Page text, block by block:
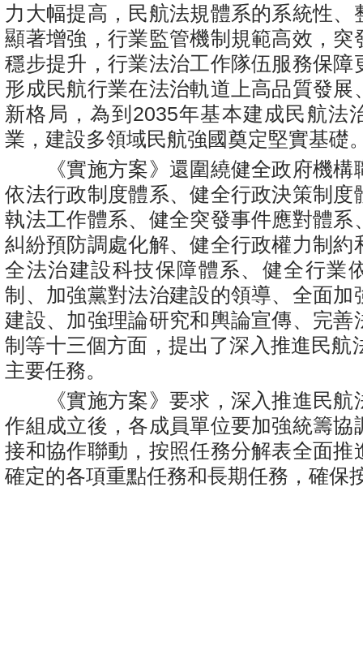
力大幅提高，民航法規體系的系統性、
顯著增強，行業監管機制規範高效，突
穩步提升，行業法治工作隊伍服務保障
形成民航行業在法治軌道上高品質發展
新格局，為到2035年基本建成民航法
業，建設多領域民航強國奠定堅實基礎
《實施方案》還圍繞健全政府機構
依法行政制度體系、健全行政決策制度
執法工作體系、健全突發事件應對體系
糾紛預防調處化解、健全行政權力制約
全法治建設科技保障體系、健全行業
制、加強黨對法治建設的領導、全面加
建設、加強理論研究和輿論宣傳、完善
制等十三個方面，提出了深入推進民航
主要任務。
《實施方案》要求，深入推進民航
作組成立後，各成員單位要加強統籌協
接和協作聯動，按照任務分解表全面推
確定的各項重點任務和長期任務，確保